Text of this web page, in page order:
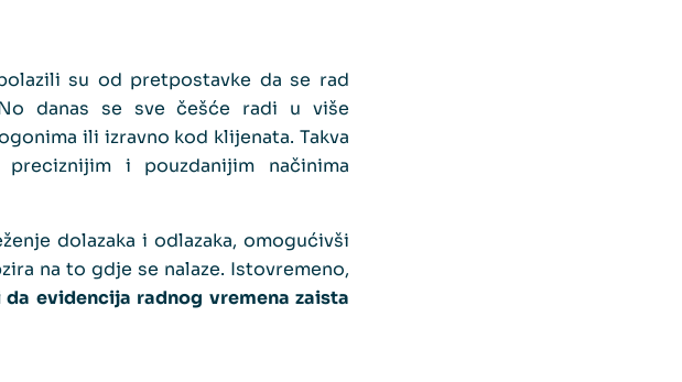
su od pretpostavke da se rad
danas se sve češće radi u više
ili izravno kod klijenata. Takva
i pouzdanijim načinima
dolazaka i odlazaka, omogućivši
na to gdje se nalaze. Istovremeno,
evidencija radnog vremena zaista